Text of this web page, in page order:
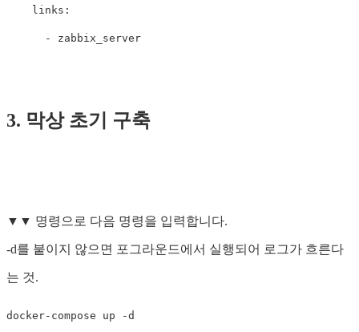
    links:
3. 막상 초기 구축
▼▼ 명령으로 다음 명령을 입력합니다.
-d를 붙이지 않으면 포그라운드에서 실행되어 로그가 흐른다
는 것.